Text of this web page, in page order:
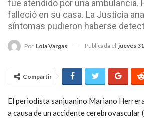
fue atendido por una ambulancia.
falleció en su casa. La Justicia
síntomas pudieron haberse
Por Lola Vargas Publicada el jueves
Compartir
El periodista sanjuanino Mariano
a causa de un accidente cerebrovascular